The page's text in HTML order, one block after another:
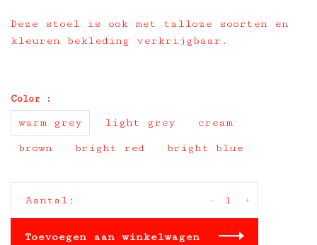
Deze stoel is ook met talloze soorten en
kleuren bekleding verkrijgbaar.
Color :
warm grey light grey cream
brown bright red bright blue
Aantal: +
-
Toevoegen aan winkelwagen